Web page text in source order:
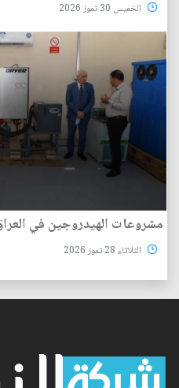
الخميس 30 تموز 2026
مشروعات الهيدروجين في
الثلاثاء 28 تموز 2026